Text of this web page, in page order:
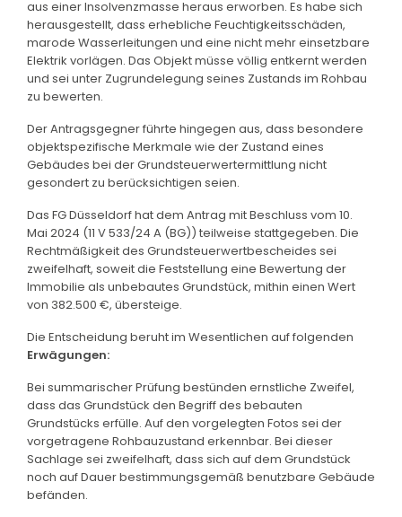
aus einer Insolvenzmasse heraus erworben. Es habe sich
herausgestellt, dass erhebliche Feuchtigkeitsschäden,
marode Wasserleitungen und eine nicht mehr einsetzbare
Elektrik vorlägen. Das Objekt müsse völlig entkernt werden
und sei unter Zugrundelegung seines Zustands im Rohbau
zu bewerten.
Der Antragsgegner führte hingegen aus, dass besondere
objektspezifische Merkmale wie der Zustand eines
Gebäudes bei der Grundsteuerwertermittlung nicht
gesondert zu berücksichtigen seien.
Das FG Düsseldorf hat dem Antrag mit Beschluss vom 10.
Mai 2024 (11 V 533/24 A (BG)) teilweise stattgegeben. Die
Rechtmäßigkeit des Grundsteuerwertbescheides sei
zweifelhaft, soweit die Feststellung eine Bewertung der
Immobilie als unbebautes Grundstück, mithin einen Wert
von 382.500 €, übersteige.
Die Entscheidung beruht im Wesentlichen auf folgenden
Erwägungen:
Bei summarischer Prüfung bestünden ernstliche Zweifel,
dass das Grundstück den Begriff des bebauten
Grundstücks erfülle. Auf den vorgelegten Fotos sei der
vorgetragene Rohbauzustand erkennbar. Bei dieser
Sachlage sei zweifelhaft, dass sich auf dem Grundstück
noch auf Dauer bestimmungsgemäß benutzbare Gebäude
befänden.